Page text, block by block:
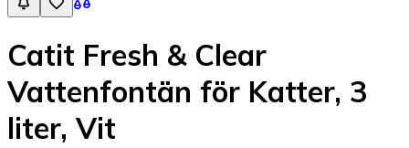
Catit Fresh & Clear
Vattenfontän för Katter, 3
liter, Vit